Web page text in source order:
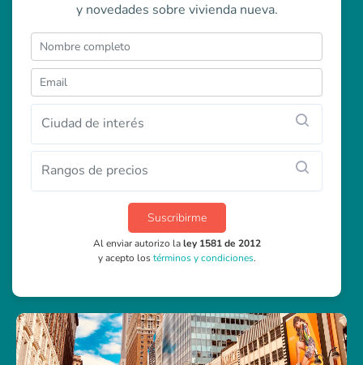
y novedades sobre vivienda nueva.
Ciudad de interés
Rangos de precios
Suscribirme
Al enviar autorizo laley 1581 de 2012
y acepto lostérminos y condiciones.